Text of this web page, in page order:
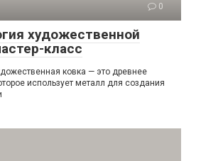
0
художественной
класс
ковка — это древнее
использует металл для создания